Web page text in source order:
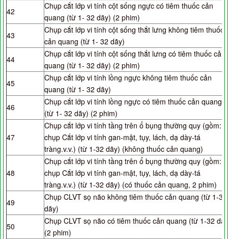
42
Chụp cắt lớp vi tính cột sống ngực có tiêm thuốc cản
quang (từ 1- 32 dãy) (2 phim)
43
Chụp cắt lớp vi tính cột sống thắt lưng không tiêm thuốc
cản quang (từ 1- 32 dãy)
44
Chụp cắt lớp vi tính cột sống thắt lưng có tiêm thuốc cản
quang (từ 1- 32 dãy) (2 phim)
45
Chụp cắt lớp vi tính lồng ngực không tiêm thuốc cản
quang (từ 1- 32 dãy)
46
Chụp cắt lớp vi tính lồng ngực có tiêm thuốc cản quang
(từ 1- 32 dãy) (2 phim)
47
Chụp cắt lớp vi tính tầng trên ổ bụng thường quy (gồm:
chụp Cắt lớp vi tính gan-mật, tụy, lách, dạ dày-tá
tràng.v.v.) (từ 1-32 dãy) (không thuốc cản quang)
48
Chụp cắt lớp vi tính tầng trên ổ bụng thường quy (gồm:
chụp Cắt lớp vi tính gan-mật, tụy, lách, dạ dày-tá
tràng.v.v.) (từ 1-32 dãy) (có thuốc cản quang, 2 phim)
49
Chụp CLVT sọ não không tiêm thuốc cản quang (từ 1-32
dãy)
50
Chụp CLVT sọ não có tiêm thuốc cản quang (từ 1-32
(2 phim)